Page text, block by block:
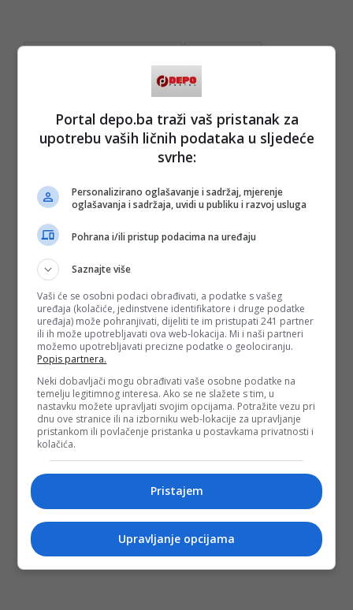
#alkohol
#musliman
Portal depo.ba traži vaš pristanak za
upotrebu vaših ličnih podataka u sljedeće
svrhe:
Personalizirano oglašavanje i sadržaj, mjerenje
oglašavanja i sadržaja, uvidi u publiku i razvoj usluga
Pohrana i/ili pristup podacima na uređaju
Saznajte više
Vaši će se osobni podaci obrađivati, a podatke s vašeg
uređaja (kolačiće, jedinstvene identifikatore i druge podatke
uređaja) može pohranjivati, dijeliti te im pristupati 241 partner
ili ih može upotrebljavati ova web-lokacija. Mi i naši partneri
možemo upotrebljavati precizne podatke o geolociranju.
Popis partnera.
Neki dobavljači mogu obrađivati vaše osobne podatke na
temelju legitimnog interesa. Ako se ne slažete s tim, u
nastavku možete upravljati svojim opcijama. Potražite vezu pri
dnu ove stranice ili na izborniku web-lokacije za upravljanje
pristankom ili povlačenje pristanka u postavkama privatnosti i
kolačića.
Pristajem
Upravljanje opcijama